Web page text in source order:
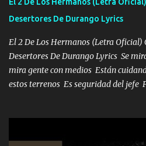
la invite a cenar Otras más me están
bailar Pero es que tengo un par de
mueven solo por el interés P...
Desertores De Durango Lyrics
El 2 De Los Hermanos (Letra Oficial)
Desertores De Durango Lyrics Se
mira gente con medios Están
estos terrenos Es seguridad del jefe
ni tampoco las mujeres porque es